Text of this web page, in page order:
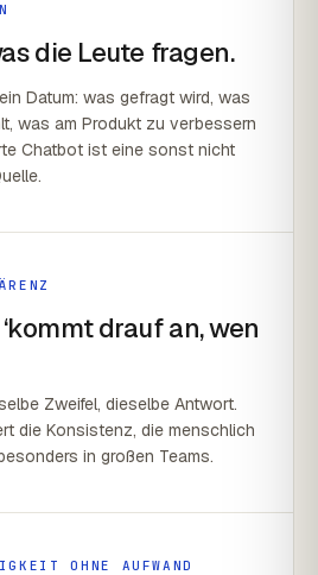
die Leute fragen.
Datum: was gefragt wird, was
was am Produkt zu verbessern
Chatbot ist eine sonst nicht
drauf an, wen
Zweifel, dieselbe Antwort.
die Konsistenz, die menschlich
in großen Teams.
OHNE AUFWAND